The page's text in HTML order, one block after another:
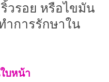
วรอย หรือไขมัน
ำการรักษาใน
บหน้า